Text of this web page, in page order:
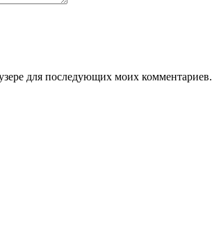
для последующих моих комментариев.